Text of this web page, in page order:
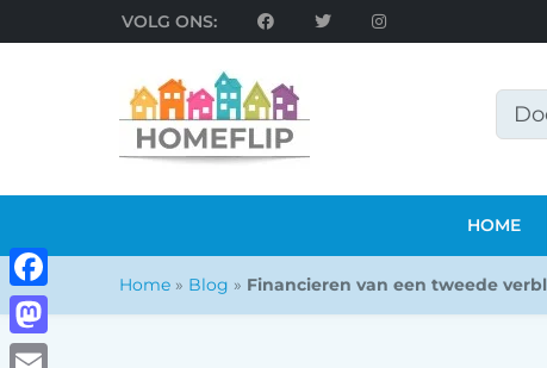
VOLG ONS:
HOME
Home » Blog » Financieren van een tweede
Facebook
Mastodon